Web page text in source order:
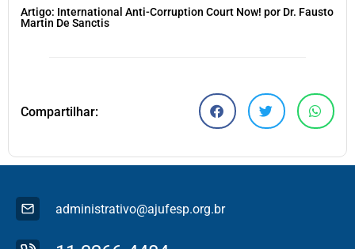
Artigo: International Anti-Corruption Court Now! por Dr. Fausto
Martin De Sanctis
Compartilhar:
administrativo@ajufesp.org.br